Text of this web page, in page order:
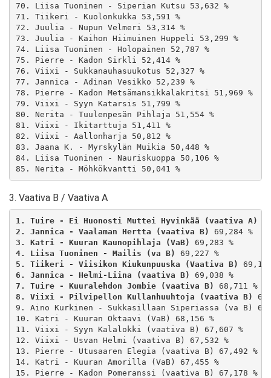
70. Liisa Tuoninen - Siperian Kutsu 53,632 %
71. Tiikeri - Kuolonkukka 53,591 %
72. Juulia - Nupun Velmeri 53,314 %
73. Juulia - Kaihon Hiimuinen Huppeli 53,299 %
74. Liisa Tuoninen - Holopainen 52,787 %
75. Pierre - Kadon Sirkli 52,414 %
76. Viixi - Sukkanauhasuukotus 52,327 %
77. Jannica - Adinan Vesikko 52,239 %
78. Pierre - Kadon Metsämansikkalakritsi 51,969 %
79. Viixi - Syyn Katarsis 51,799 %
80. Nerita - Tuulenpesän Pihlaja 51,554 %
81. Viixi - Ikitarttuja 51,411 %
82. Viixi - Aallonharja 50,812 %
83. Jaana K. - Myrskylän Muikia 50,448 %
84. Liisa Tuoninen - Nauriskuoppa 50,106 %
85. Nerita - Möhkökvantti 50,041 %
3. Vaativa B / Vaativa A
1. Tuire - Ei Huonosti Muttei Hyvinkää (vaativa A)
2. Jannica - Vaalaman Hertta (vaativa B)
69,284 %
3. Katri - Kuuran Kaunopihlaja (VaB)
69,283 %
4. Liisa Tuoninen - Mailis (va B)
69,227 %
5. Tiikeri - Viisikon Kiukunpuuska (Vaativa B)
6. Jannica - Helmi-Liina (vaativa B)
69,038 %
7. Tuire - Kuuralehdon Jombie (vaativa B)
68,711 %
8. Viixi - Pilvipellon Kullanhuuhtoja (vaativa B)
9. Aino Kurkinen - Sukkasillaan Siperiassa (va B)
10. Katri - Kuuran Oktaavi (VaB) 68,156 %
11. Viixi - Syyn Kalalokki (vaativa B) 67,607 %
12. Viixi - Usvan Helmi (vaativa B) 67,532 %
13. Pierre - Utusaaren Elegia (vaativa B) 67,492 %
14. Katri - Kuuran Amorilla (VaB) 67,455 %
15. Pierre - Kadon Pomeranssi (vaativa B) 67,178 %